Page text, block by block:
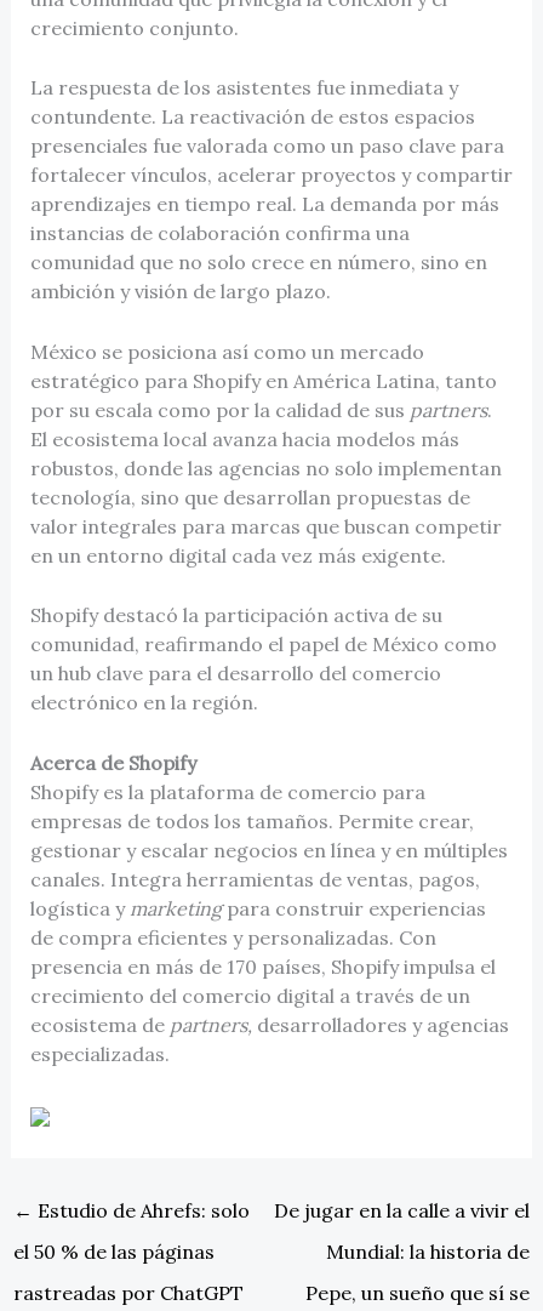
crecimiento conjunto.
La respuesta de los asistentes fue inmediata y
contundente. La reactivación de estos espacios
presenciales fue valorada como un paso clave para
fortalecer vínculos, acelerar proyectos y compartir
aprendizajes en tiempo real. La demanda por más
instancias de colaboración confirma una
comunidad que no solo crece en número, sino en
ambición y visión de largo plazo.
México se posiciona así como un mercado
estratégico para Shopify en América Latina, tanto
por su escala como por la calidad de sus partners.
El ecosistema local avanza hacia modelos más
robustos, donde las agencias no solo implementan
tecnología, sino que desarrollan propuestas de
valor integrales para marcas que buscan competir
en un entorno digital cada vez más exigente.
Shopify destacó la participación activa de su
comunidad, reafirmando el papel de México como
un hub clave para el desarrollo del comercio
electrónico en la región.
Acerca de Shopify
Shopify es la plataforma de comercio para
empresas de todos los tamaños. Permite crear,
gestionar y escalar negocios en línea y en múltiples
canales. Integra herramientas de ventas, pagos,
logística y marketingpara construir experiencias
de compra eficientes y personalizadas. Con
presencia en más de 170 países, Shopify impulsa el
crecimiento del comercio digital a través de un
ecosistema departners, desarrolladores y agencias
especializadas.
← Estudio de Ahrefs: solo
el 50 % de las páginas
rastreadas por ChatGPT
De jugar en la calle a vivir el
Mundial: la historia de
Pepe, un sueño que sí se